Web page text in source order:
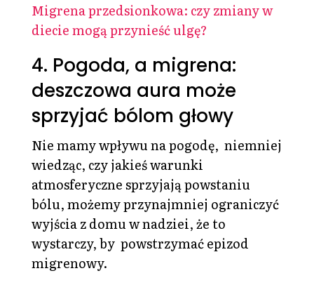
Migrena przedsionkowa: czy zmiany w
diecie mogą przynieść ulgę?
4. Pogoda, a migrena:
deszczowa aura może
sprzyjać bólom głowy
Nie mamy wpływu na pogodę, niemniej
wiedząc, czy jakieś warunki
atmosferyczne sprzyjają powstaniu
bólu, możemy przynajmniej ograniczyć
wyjścia z domu w nadziei, że to
wystarczy, by powstrzymać epizod
migrenowy.